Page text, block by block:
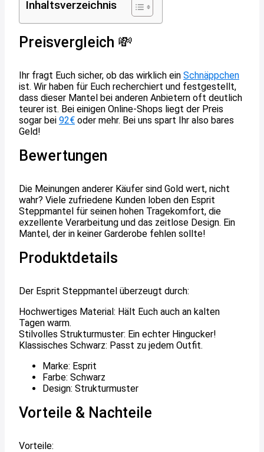
Inhaltsverzeichnis
Preisvergleich 💸
Ihr fragt Euch sicher, ob das wirklich ein Schnäppchen
ist. Wir haben für Euch recherchiert und festgestellt,
dass dieser Mantel bei anderen Anbietern oft deutlich
teurer ist. Bei einigen Online-Shops liegt der Preis
sogar bei 92€ oder mehr. Bei uns spart Ihr also bares
Geld!
Bewertungen
Die Meinungen anderer Käufer sind Gold wert, nicht
wahr? Viele zufriedene Kunden loben den Esprit
Steppmantel für seinen hohen Tragekomfort, die
exzellente Verarbeitung und das zeitlose Design. Ein
Mantel, der in keiner Garderobe fehlen sollte!
Produktdetails
Der Esprit Steppmantel überzeugt durch:
Hochwertiges Material: Hält Euch auch an kalten
Tagen warm.
Stilvolles Strukturmuster: Ein echter Hingucker!
Klassisches Schwarz: Passt zu jedem Outfit.
Marke: Esprit
Farbe: Schwarz
Design: Strukturmuster
Vorteile & Nachteile
Vorteile: